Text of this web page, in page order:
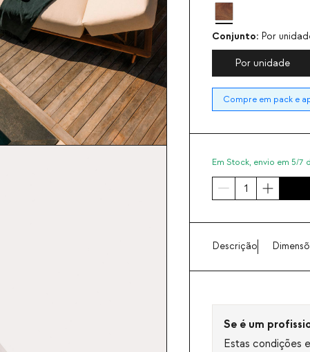
Conjunto: Por
Por unidade
Compre em pack e
Em Stock, envio em 5/7
Descrição
Se é um
Estas condições